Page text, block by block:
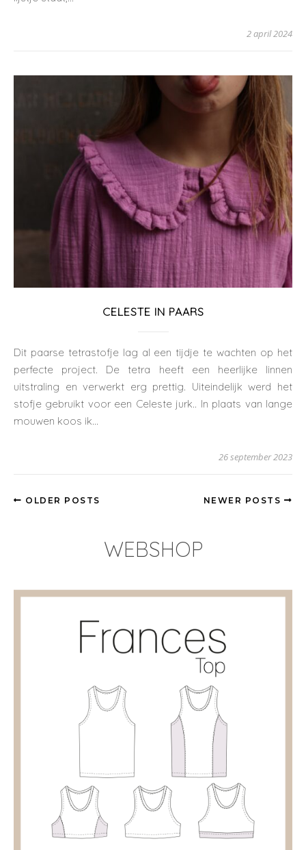
2 april 2024
CELESTE IN PAARS
Dit paarse tetrastofje lag al een tijdje te wachten op het
perfecte project. De tetra heeft een heerlijke linnen
uitstraling en verwerkt erg prettig. Uiteindelijk werd het
stofje gebruikt voor een Celeste jurk.. In plaats van lange
mouwen koos ik…
26 september 2023
OLDER POSTS NEWER POSTS
WEBSHOP